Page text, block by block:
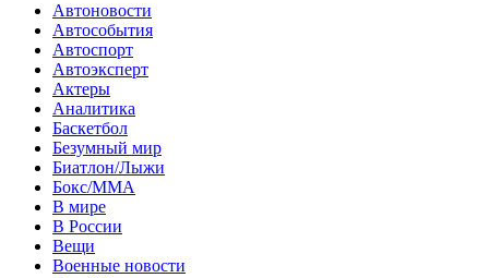
Автоновости
Автособытия
Автоспорт
Автоэксперт
Актеры
Аналитика
Баскетбол
Безумный мир
Биатлон/Лыжи
Бокс/MMA
В мире
В России
Вещи
Военные новости